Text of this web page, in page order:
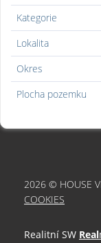
Kategorie
Lokalita
Okres
Plocha pozemku
2026 © HOUSE
COOKIES
Realitní SW Real